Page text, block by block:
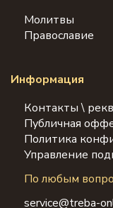
Молитвы
Православие
Информация
Контакты \
Публичная
Политика
Управление
По любым
service@treba-